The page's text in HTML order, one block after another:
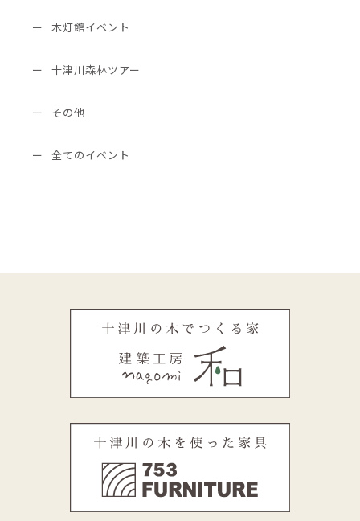
木灯館イベント
十津川森林ツアー
その他
全てのイベント